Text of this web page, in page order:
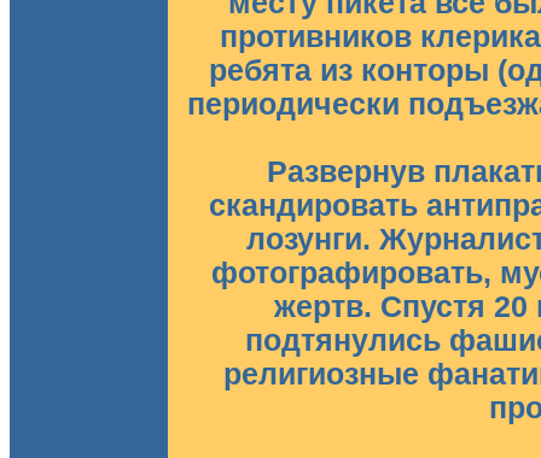
противников
ребята из конторы
периодически
Развернув
скандировать
лозунги.
фотографировать,
жертв. Спустя 20
подтянулись
религиозные